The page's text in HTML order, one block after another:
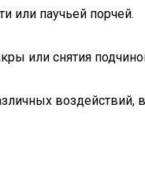
или паучьей порчей.
или снятия
воздействий,